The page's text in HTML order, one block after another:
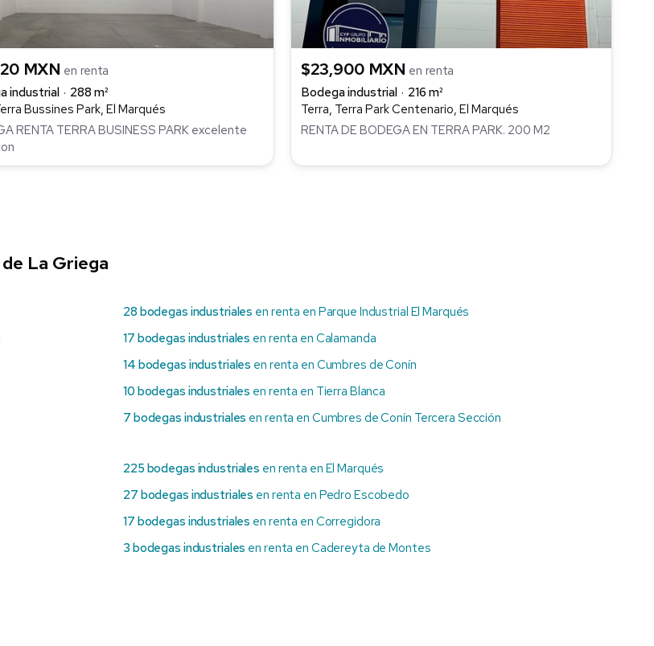
MXN en renta
industrial
288 m²
Bussines Park, El Marqués
RENTA TERRA BUSINESS PARK excelente
$23,900 MXN en renta
Bodega industrial
216 m²
Terra, Terra Park Centenario, El Marqués
RENTA DE BODEGA EN TERRA PARK. 200 M2
La Griega
28 bodegas industriales en renta en Parque Industrial El Marqués
17 bodegas industriales en renta en Calamanda
14 bodegas industriales en renta en Cumbres de Conín
10 bodegas industriales en renta en Tierra Blanca
7 bodegas industriales en renta en Cumbres de Conín Tercera Sección
225 bodegas industriales en renta en El Marqués
27 bodegas industriales en renta en Pedro Escobedo
17 bodegas industriales en renta en Corregidora
3 bodegas industriales en renta en Cadereyta de Montes